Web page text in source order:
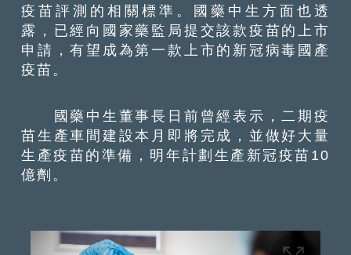
疫苗評測的相關標準。國藥中生方面也透
露，已經向國家藥監局提交該款疫苗的上市
申請，有望成為第一款上市的新冠病毒國產
疫苗。
國藥中生董事長日前曾經表示，二期疫
苗生產車間建設本月即將完成，並做好大量
生產疫苗的準備，明年計劃生產新冠疫苗10
億劑。